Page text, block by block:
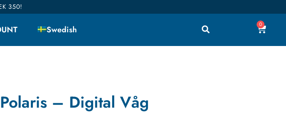
350!
Swedish 0
– Digital Våg